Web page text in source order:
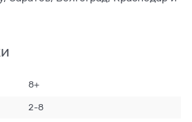
8+
2-8